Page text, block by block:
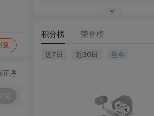
复
正序
积分榜 荣誉榜
近7日 近30日 至今